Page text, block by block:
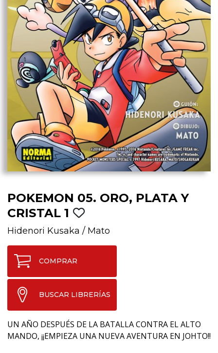
POKEMON 05. ORO, PLATA Y
CRISTAL 1
Hidenori Kusaka / Mato
COMPRAR
BUSCAR LIBRERÍAS
UN AÑO DESPUÉS DE LA BATALLA CONTRA EL ALTO
MANDO, ¡¡EMPIEZA UNA NUEVA AVENTURA EN JOHTO!!